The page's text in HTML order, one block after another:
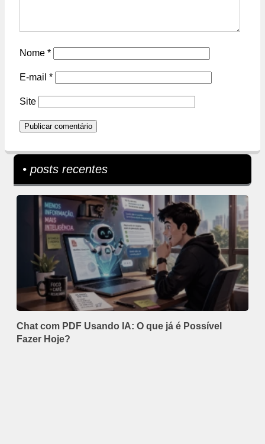
Nome *
E-mail *
Site
• posts recentes
Chat com PDF Usando IA: O que já é Possível
Fazer Hoje?